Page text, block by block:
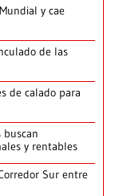
y cae
de las
de calado para
buscan
y rentables
Sur entre